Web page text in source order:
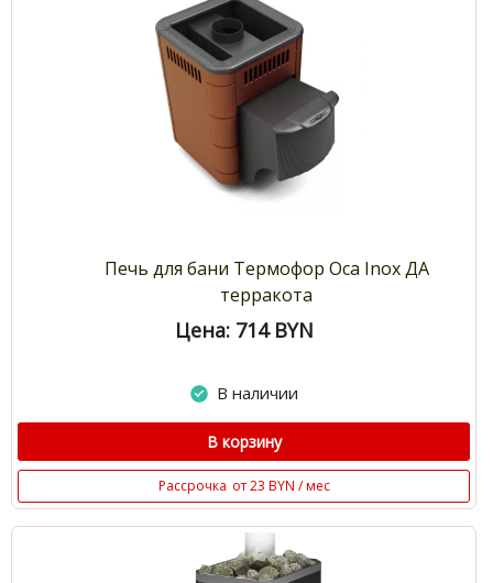
Печь для бани Термофор Оса Inox ДА
терракота
Цена: 714 BYN
В наличии
В корзину
Рассрочка от 23 BYN / мес